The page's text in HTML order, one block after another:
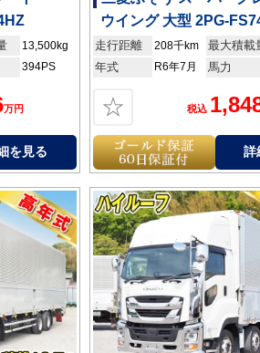
13,500kg
394PS
万円
を見る
ウイング 大型 2PG-
走行距離 208千km 最大積載
年式 R6年7月 馬力
☆ 税込
詳